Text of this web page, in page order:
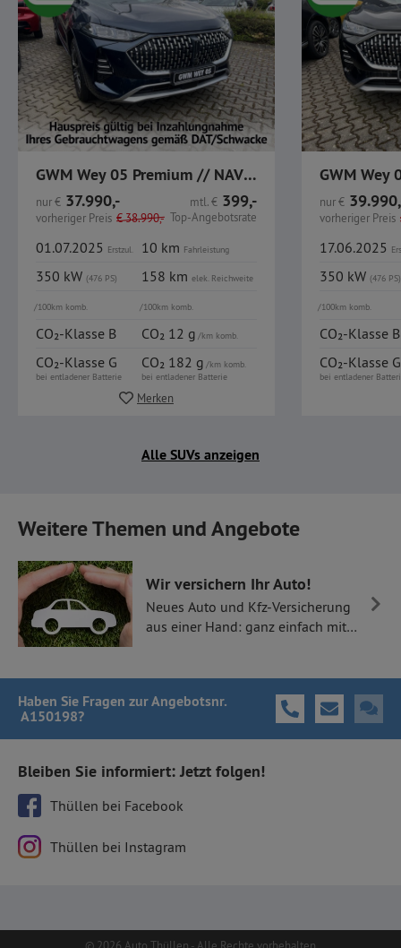
GWM Wey 05 Premium // NAVI // Sitzheizung // 476 PS
nur€ 37.990,-
vorheriger Preis €38.990,-
mtl.€ 399,-
Top-Angebotsrate
01.07.2025 Erstzul. 10 km Fahrleistung
350 kW (476 PS) 158 kmelek. Reichweite
/100km komb. /100km komb.
CO₂-Klasse B CO₂ 12 g/km komb.
CO₂-Klasse G
bei entladener Batterie
CO₂ 182 g/km komb.
bei entladener Batterie
Merken
nur€
vorheriger Preis
17.06.2025
350 kW (476 PS)
/100km komb.
CO₂-Klasse B
CO₂-Klasse G
bei entladener
Alle SUVs anzeigen
Weitere Themen und Angebote
Wir versichern Ihr Auto!
Neues Auto und Kfz-Versicherung
aus einer Hand: ganz einfach mit
Haben Sie Fragen zur Angebotsnr.
A150198?
Bleiben Sie informiert: Jetzt folgen!
Thüllen bei Facebook
Thüllen bei Instagram